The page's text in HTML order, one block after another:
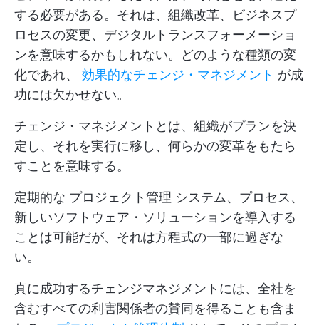
する必要がある。それは、組織改革、ビジネスプ
ロセスの変更、デジタルトランスフォーメーショ
ンを意味するかもしれない。どのような種類の変
化であれ、 効果的なチェンジ・マネジメント が成
功には欠かせない。
チェンジ・マネジメントとは、組織がプランを決
定し、それを実行に移し、何らかの変革をもたら
すことを意味する。
定期的な プロジェクト管理 システム、プロセス、
新しいソフトウェア・ソリューションを導入する
ことは可能だが、それは方程式の一部に過ぎな
い。
真に成功するチェンジマネジメントには、全社を
含むすべての利害関係者の賛同を得ることも含ま